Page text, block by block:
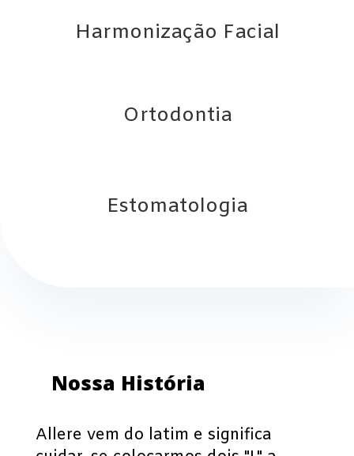
Harmonização Facial
Ortodontia
Estomatologia
Nossa História
Allere vem do latim e significa